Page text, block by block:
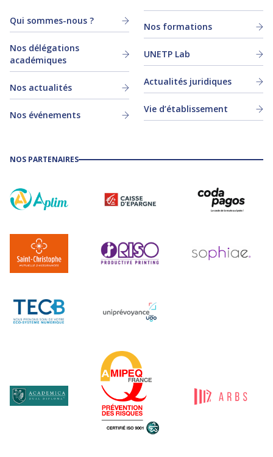
Qui sommes-nous ?
Nos délégations
académiques
Nos actualités
Nos événements
Nos formations
UNETP Lab
Actualités juridiques
Vie d’établissement
NOS PARTENAIRES